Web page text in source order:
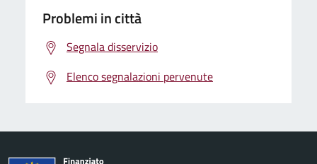
Problemi in città
Segnala disservizio
Elenco segnalazioni pervenute